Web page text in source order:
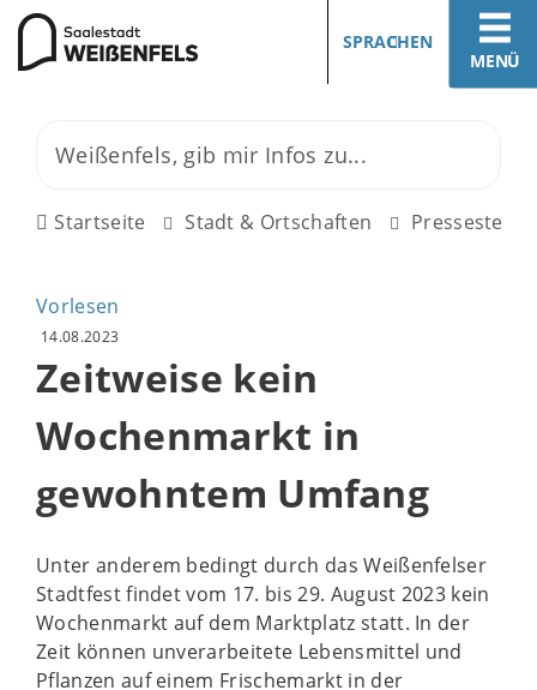
MENÜ
SPRACHEN
Startseite Stadt & Ortschaften Pressestelle
Vorlesen
14.08.2023
Zeitweise kein
Wochenmarkt in
gewohntem Umfang
Unter anderem bedingt durch das Weißenfelser
Stadtfest findet vom 17. bis 29. August 2023 kein
Wochenmarkt auf dem Marktplatz statt. In der
Zeit können unverarbeitete Lebensmittel und
Pflanzen auf einem Frischemarkt in der